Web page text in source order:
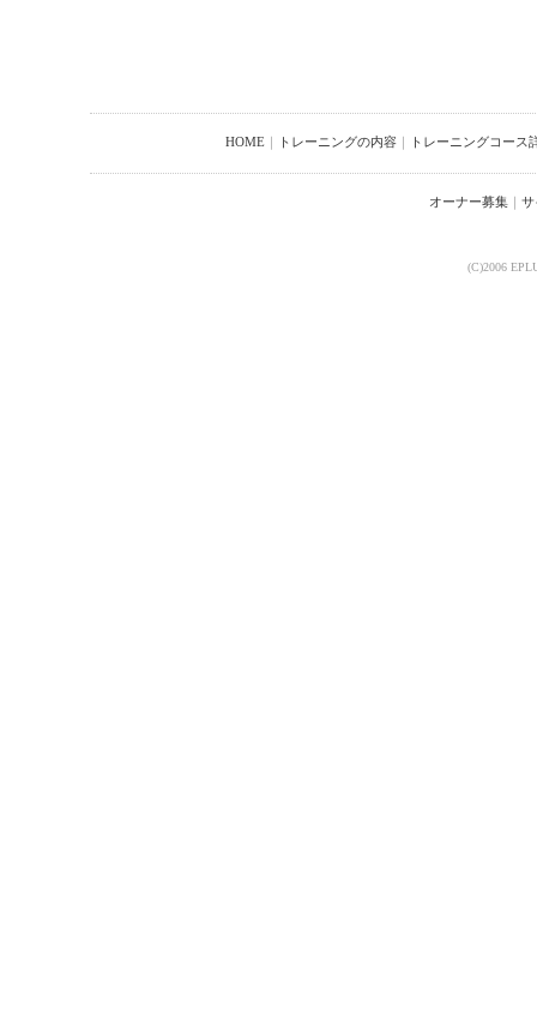
HOME｜ トレーニングの内容｜ トレーニングコース
オーナー募集 ｜ サ
(C)2006